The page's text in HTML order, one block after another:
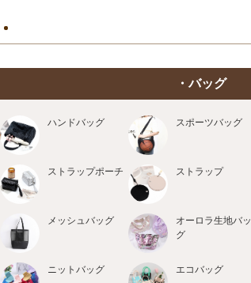
・バッグ
ハンドバッグ スポーツバッグ
ストラップポーチ ストラップ
メッシュバッグ
オーロラ生地バッ
グ
ニットバッグ エコバッグ